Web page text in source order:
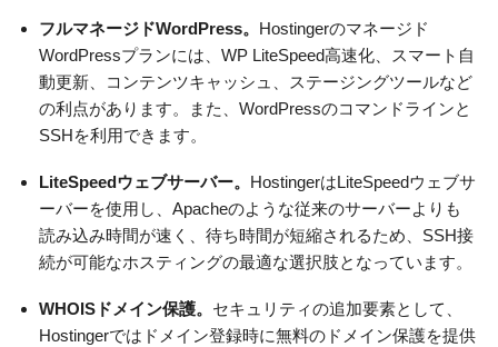
フルマネージドWordPress。 Hostingerのマネージド
WordPressプランには、WP LiteSpeed高速化、スマート自
動更新、コンテンツキャッシュ、ステージングツールなど
の利点があります。また、WordPressのコマンドラインと
SSHを利用できます。
LiteSpeedウェブサーバー。 HostingerはLiteSpeedウェブサ
ーバーを使用し、Apacheのような従来のサーバーよりも
読み込み時間が速く、待ち時間が短縮されるため、SSH接
続が可能なホスティングの最適な選択肢となっています。
WHOISドメイン保護。 セキュリティの追加要素として、
Hostingerではドメイン登録時に無料のドメイン保護を提供